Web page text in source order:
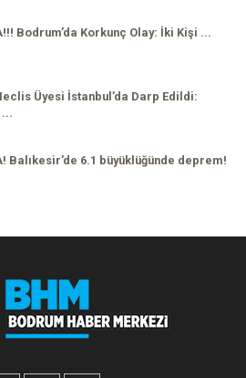
Bodrum’da Korkunç Olay: İki Kişi ...
Üyesi İstanbul’da Darp Edildi:
Balıkesir’de 6.1 büyüklüğünde deprem!